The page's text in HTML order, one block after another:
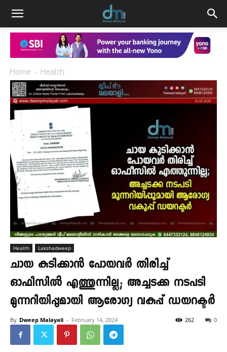
Home Health
Health Lakshadweep
ചായ കുടിക്കാൻ പോയവർ തിരിച്ച്
ഓഫീസിൽ എത്തുന്നില്ല; അച്ചടക്ക നടപടി
മുന്നറിയിപ്പുമായി ആരോഗ്യ വകുപ്പ് ഡയറക്ടർ
By Dweep Malayali - February 14, 2024 0
262